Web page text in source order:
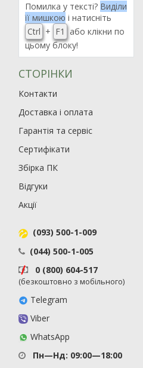
Помилка у тексті? Виділи
її мишкою і натисніть
Ctrl + F1
або клікни по
цьому блоку!
СТОРІНКИ
Контакти
Доставка і оплата
Гарантія та сервіс
Сертифікати
Збірка ПК
Відгуки
Акції
(093) 500-1-009
(044) 500-1-005
0 (800) 604-517
(безкоштовно з мобільного)
Telegram
Viber
WhatsApp
Пн—Нд: 09:00—18:00